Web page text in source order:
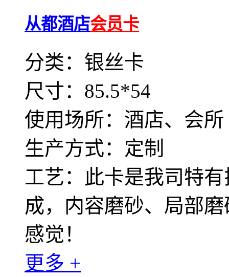
从都酒店会员卡
分类：银丝卡
尺寸：85.5*54
使用场所：酒店、会所
生产方式：定制
工艺：此卡是我司特
成，内容磨砂、局部
感觉！
更多 +